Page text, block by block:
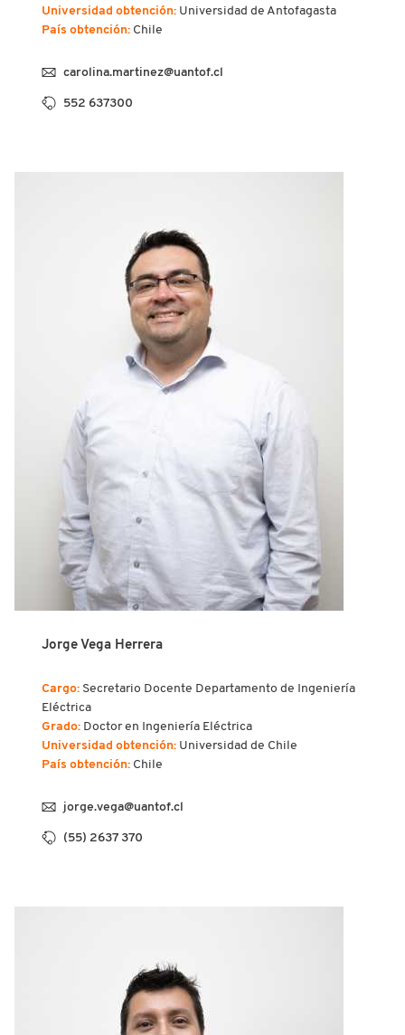
Universidad obtención: Universidad de Antofagasta
País obtención: Chile
carolina.martinez@uantof.cl
552 637300
Jorge Vega Herrera
Cargo: Secretario Docente Departamento de Ingeniería
Eléctrica
Grado: Doctor en Ingeniería Eléctrica
Universidad obtención: Universidad de Chile
País obtención: Chile
jorge.vega@uantof.cl
(55) 2637 370